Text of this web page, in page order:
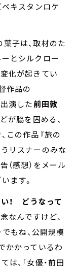
ベキスタンロケ
子は、取材のた
とシルクロー
化が起きてい
作品の
演した前田敦
が脇を固める、
この作品『旅の
リスナーのみな
（感想）をメール
ます。
！
どうなって
なんですけど、
もね、公開規模
かかっているわ
、「女優・前田